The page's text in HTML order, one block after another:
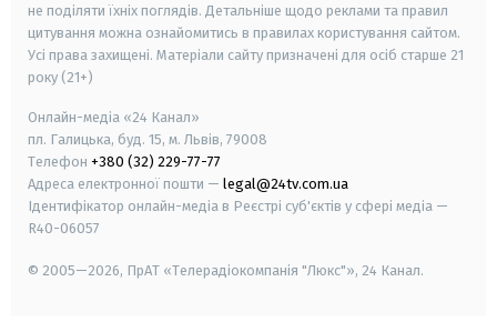
не поділяти їхніх поглядів. Детальніше щодо реклами та правил
цитування можна ознайомитись в правилах користування сайтом.
Усі права захищені. Матеріали сайту призначені для осіб старше 21
року (21+)
Онлайн-медіа «24 Канал»
пл. Галицька, буд. 15, м. Львів, 79008
Телефон +380 (32) 229-77-77
Адреса електронної пошти — legal@24tv.com.ua
Ідентифікатор онлайн-медіа в Реєстрі суб'єктів у сфері медіа —
R40-06057
© 2005—2026, ПрАТ «Телерадіокомпанія "Люкс"», 24 Канал.